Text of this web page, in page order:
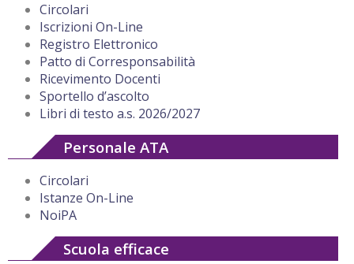
Circolari
Iscrizioni On-Line
Registro Elettronico
Patto di Corresponsabilità
Ricevimento Docenti
Sportello d’ascolto
Libri di testo a.s. 2026/2027
Personale ATA
Circolari
Istanze On-Line
NoiPA
Scuola efficace